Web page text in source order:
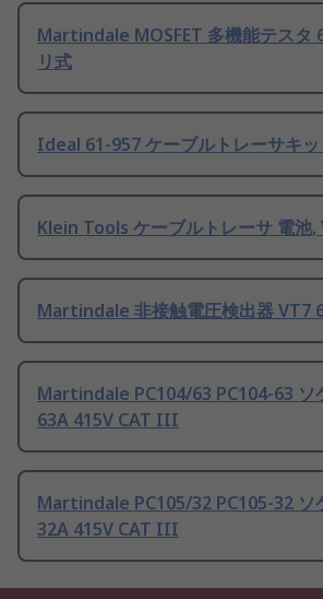
Martindale MOSFET 多機能テスタ
リ式
Ideal 61-957 ケーブルトレーサキッ
Klein Tools ケーブルトレーサ 電池,
Martindale 非接触電圧検出器 VT7
Martindale PC104/63 PC104-63 ソ
63A 415V CAT III
Martindale PC105/32 PC105-32 ソ
32A 415V CAT III